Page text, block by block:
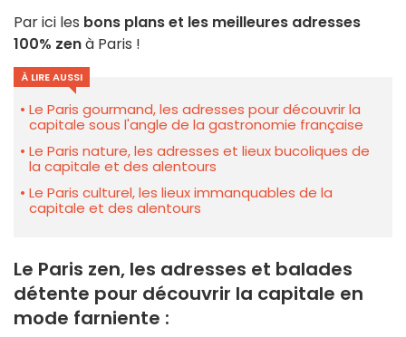
Par ici les bons plans et les meilleures adresses
100% zenà Paris !
À LIRE AUSSI
Le Paris gourmand, les adresses pour découvrir la
capitale sous l'angle de la gastronomie française
Le Paris nature, les adresses et lieux bucoliques de
la capitale et des alentours
Le Paris culturel, les lieux immanquables de la
capitale et des alentours
Le Paris zen, les adresses et balades
détente pour découvrir la capitale en
mode farniente :